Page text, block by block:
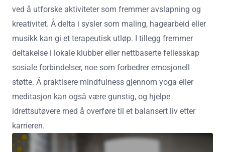
ved å utforske aktiviteter som fremmer avslapning og
kreativitet. Å delta i sysler som maling, hagearbeid eller
musikk kan gi et terapeutisk utløp. I tillegg fremmer
deltakelse i lokale klubber eller nettbaserte fellesskap
sosiale forbindelser, noe som forbedrer emosjonell
støtte. Å praktisere mindfulness gjennom yoga eller
meditasjon kan også være gunstig, og hjelpe
idrettsutøvere med å overføre til et balansert liv etter
karrieren.